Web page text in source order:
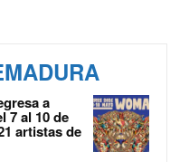
a
7 al 10 de
artistas de